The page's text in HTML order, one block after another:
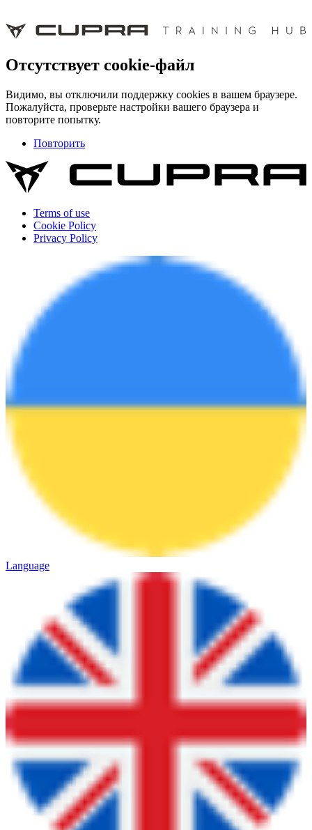
Отсутствует cookie-файл
Видимо, вы отключили поддержку cookies в вашем браузере.
Пожалуйста, проверьте настройки вашего браузера и
повторите попытку.
Повторить
Terms of use
Cookie Policy
Privacy Policy
Language